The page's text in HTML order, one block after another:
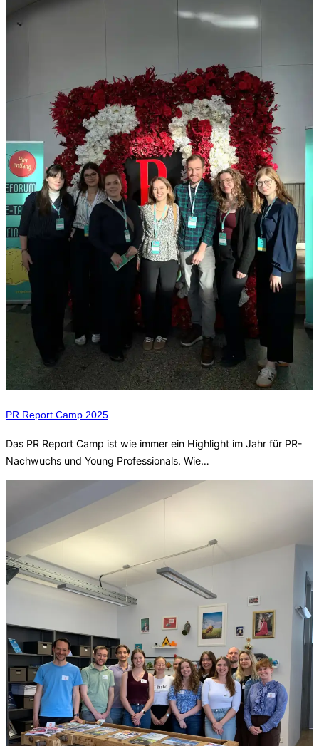
PR Report Camp 2025
Das PR Report Camp ist wie immer ein Highlight im Jahr für PR-
Nachwuchs und Young Professionals. Wie…